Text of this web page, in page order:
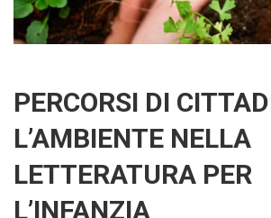
PERCORSI DI
L’AMBIENTE NELLA
LETTERATURA PER
L’INFANZIA